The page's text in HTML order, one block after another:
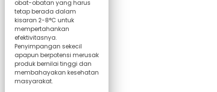
obat-obatan yang harus
tetap berada dalam
kisaran 2-8°C untuk
mempertahankan
efektivitasnya.
Penyimpangan sekecil
apapun berpotensi merusak
produk bernilai tinggi dan
membahayakan kesehatan
masyarakat.